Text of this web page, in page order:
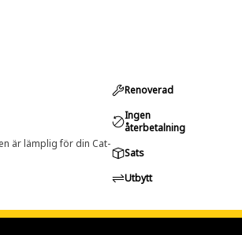
är lämplig för din Cat-
Renoverad
Ingen
återbetalning
Sats
Utbytt